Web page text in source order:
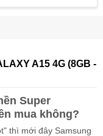
A15 4G (8GB -
Super
mua không?
thì mới đây Samsung